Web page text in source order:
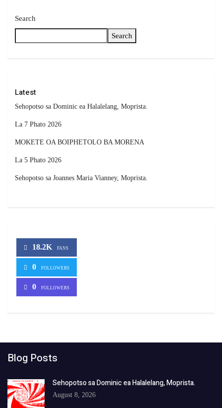
Search
Search
Latest
Sehopotso sa Dominic ea Halalelang, Moprista.
La 7 Phato 2026
MOKETE OA BOIPHETOLO BA MORENA
La 5 Phato 2026
Sehopotso sa Joannes Maria Vianney, Moprista.
18.2K FANS
0 FOLLOWERS
0 FOLLOWERS
Blog Posts
Sehopotso sa Dominic ea Halalelang, Moprista.
August 8, 2026